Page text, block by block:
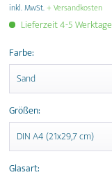
inkl. MwSt.+ Versandkosten
Lieferzeit 4-5 Werktage
Farbe:
Größen:
Glasart: